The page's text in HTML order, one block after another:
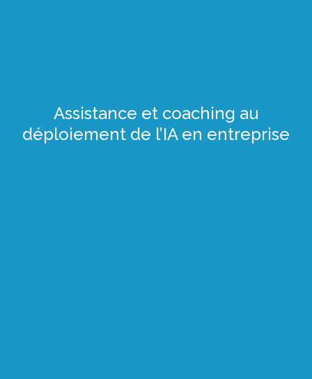
Assistance et coaching au
déploiement de l’IA en entreprise